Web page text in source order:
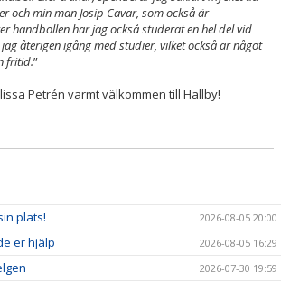
och min man Josip Cavar, som också är
handbollen har jag också studerat en hel del vid
återigen igång med studier, vilket också är något
fritid.”
Petrén varmt välkommen till Hallby!
plats! 2026-08-05 20:00
er hjälp 2026-08-05 16:29
2026-07-30 19:59